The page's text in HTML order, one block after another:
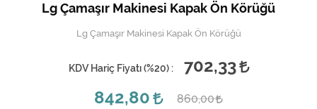
Lg Çamaşır Makinesi Kapak Ön Körüğü
Lg Çamaşır Makinesi Kapak Ön Körüğü
KDV Hariç Fiyatı (%20) :
702,33
842,80
860,00